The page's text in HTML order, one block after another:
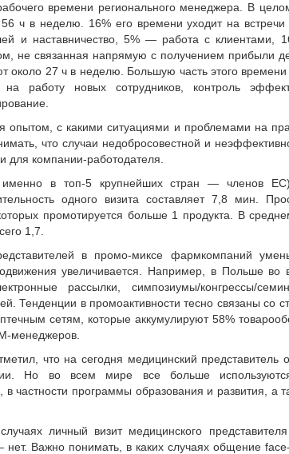
времени регионального менеджера. В
56 ч в неделю. 16% его времени уходит на
и наставничество, 5% — работа с
не связанная напрямую с получением прибыли
около 27 ч в неделю. Большую часть этого
работу новых сотрудников, контроль
опытом, с какими ситуациями и проблемами на
что случаи недобросовестной и
компании-работодателя.
в топ-5 крупнейших стран — членов ЕС)
одного визита составляет 7,8 мин.
промотируется больше 1 продукта. В
1,7.
в промо-миксе фармкомпаний
увеличивается. Например, в Польше во
рассылки, симпозиумы/конгрессы/
Тенденции в промоактивности тесно связаны со
сетям, которые аккумулируют 58%
менеджеров.
что на сегодня медицинский представитель
Но во всем мире все больше
частности программы образования и развития, а
личный визит медицинского
Важно понимать, в каких случаях общение